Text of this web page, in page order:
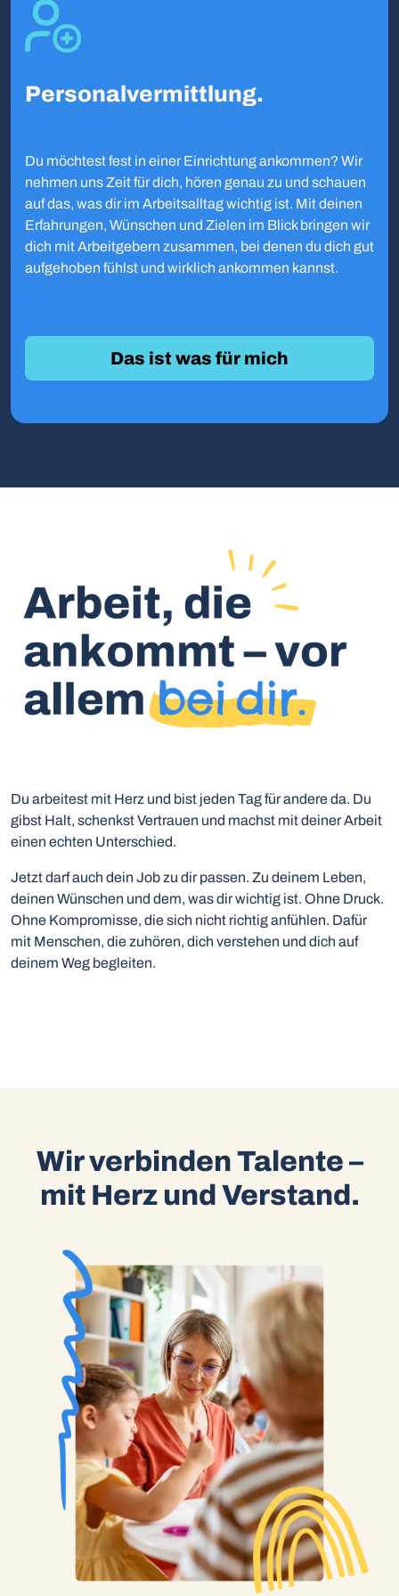
Personalvermittlung.
Du möchtest fest in einer Einrichtung ankommen? Wir
nehmen uns Zeit für dich, hören genau zu und schauen
auf das, was dir im Arbeitsalltag wichtig ist. Mit deinen
Erfahrungen, Wünschen und Zielen im Blick bringen wir
dich mit Arbeitgebern zusammen, bei denen du dich gut
aufgehoben fühlst und wirklich ankommen kannst.
Das ist was für mich
Du arbeitest mit Herz und bist jeden Tag für andere da. Du
gibst Halt, schenkst Vertrauen und machst mit deiner Arbeit
einen echten Unterschied.
Jetzt darf auch dein Job zu dir passen. Zu deinem Leben,
deinen Wünschen und dem, was dir wichtig ist. Ohne Druck.
Ohne Kompromisse, die sich nicht richtig anfühlen. Dafür
mit Menschen, die zuhören, dich verstehen und dich auf
deinem Weg begleiten.
Wir verbinden Talente –
mit Herz und Verstand.